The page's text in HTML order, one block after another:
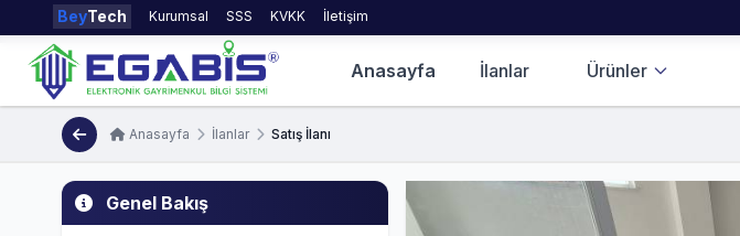
BeyTech Kurumsal SSS KVKK İletişim
Anasayfa İlanlar Ürünler
Anasayfa İlanlar Satış İlanı
Genel Bakış